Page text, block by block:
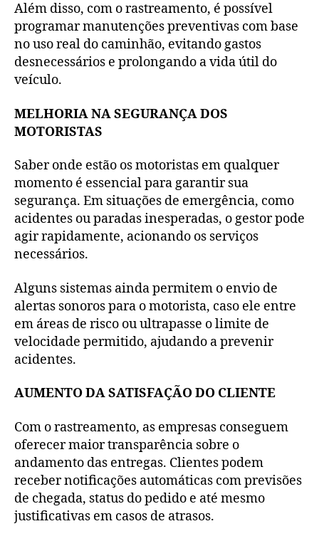
Além disso, com o rastreamento, é possível
programar manutenções preventivas com base
no uso real do caminhão, evitando gastos
desnecessários e prolongando a vida útil do
veículo.
MELHORIA NA SEGURANÇA DOS
MOTORISTAS
Saber onde estão os motoristas em qualquer
momento é essencial para garantir sua
segurança. Em situações de emergência, como
acidentes ou paradas inesperadas, o gestor pode
agir rapidamente, acionando os serviços
necessários.
Alguns sistemas ainda permitem o envio de
alertas sonoros para o motorista, caso ele entre
em áreas de risco ou ultrapasse o limite de
velocidade permitido, ajudando a prevenir
acidentes.
AUMENTO DA SATISFAÇÃO DO CLIENTE
Com o rastreamento, as empresas conseguem
oferecer maior transparência sobre o
andamento das entregas. Clientes podem
receber notificações automáticas com previsões
de chegada, status do pedido e até mesmo
justificativas em casos de atrasos.